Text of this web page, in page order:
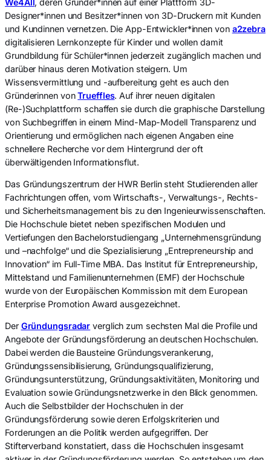
Designer*innen und Besitzer*innen von 3D-Druckern mit Kunden
und Kundinnen vernetzen. Die App-Entwickler*innen von a2zebra
digitalisieren Lernkonzepte für Kinder und wollen damit
Grundbildung für Schüler*innen jederzeit zugänglich machen und
darüber hinaus deren Motivation steigern. Um
Wissensvermittlung und -aufbereitung geht es auch den
Gründerinnen vonTrueffles. Auf ihrer neuen digitalen
(Re-)Suchplattform schaffen sie durch die graphische Darstellung
von Suchbegriffen in einem Mind-Map-Modell Transparenz und
Orientierung und ermöglichen nach eigenen Angaben eine
schnellere Recherche vor dem Hintergrund der oft
überwältigenden Informationsflut.
Das Gründungszentrum der HWR Berlin steht Studierenden aller
Fachrichtungen offen, vom Wirtschafts-, Verwaltungs-, Rechts-
und Sicherheitsmanagement bis zu den Ingenieurwissenschaften.
Die Hochschule bietet neben spezifischen Modulen und
Vertiefungen den Bachelorstudiengang „Unternehmensgründung
und –nachfolge“ und die Spezialisierung „Entrepreneurship and
Innovation“ im Full-Time MBA. Das Institut für Entrepreneurship,
Mittelstand und Familienunternehmen (EMF) der Hochschule
wurde von der Europäischen Kommission mit dem European
Enterprise Promotion Award ausgezeichnet.
Der Gründungsradar verglich zum sechsten Mal die Profile und
Angebote der Gründungsförderung an deutschen Hochschulen.
Dabei werden die Bausteine Gründungsverankerung,
Gründungssensibilisierung, Gründungsqualifizierung,
Gründungsunterstützung, Gründungsaktivitäten, Monitoring und
Evaluation sowie Gründungsnetzwerke in den Blick genommen.
Auch die Selbstbilder der Hochschulen in der
Gründungsförderung sowie deren Erfolgskriterien und
Forderungen an die Politik werden aufgegriffen. Der
Stifterverband konstatiert, dass die Hochschulen insgesamt